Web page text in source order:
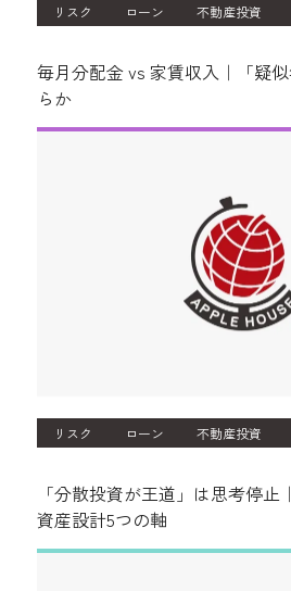
リスク ローン 不動産投資
毎月分配金 vs 家賃収入｜「疑
らか
リスク ローン 不動産投資
「分散投資が王道」は思考停止
資産設計5つの軸